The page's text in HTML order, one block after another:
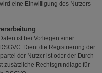
eine Einwilligung des Nutzers
ist bei Vorliegen einer
Dient die Registrierung der
der Nutzer ist oder der Durch-
zusätzliche Rechtsgrundlage für